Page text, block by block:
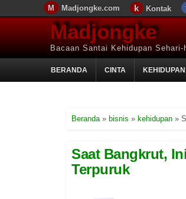
Madjongke.com Kontak
Madjongke
Bacaan Santai Kehidupan Sehari-
BERANDA CINTA KEHIDUPAN
Beranda» bisnis » kehidupan »
Saat Bangkrut,
Terpuruk